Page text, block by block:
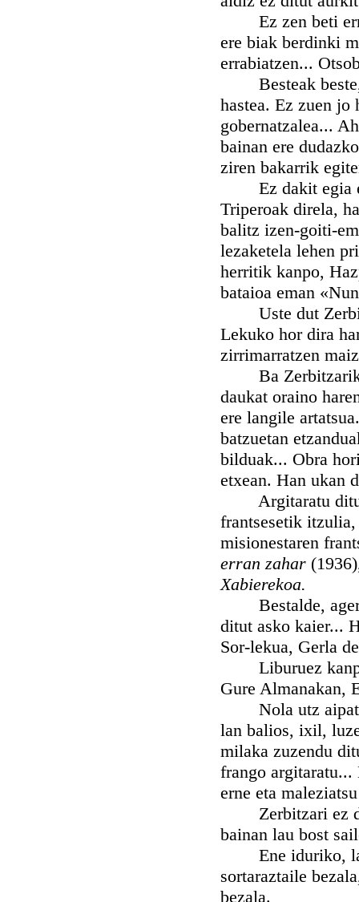
Ez zen beti
ere biak berdinki
errabiatzen...
Besteak beste,
hastea. Ez zuen jo
gobernatzalea...
bainan ere
ziren bakarrik
Ez dakit egia
Triperoak direla,
balitz izen-goiti-
lezaketela lehen
herritik kanpo,
bataioa eman
Uste dut
Lekuko hor dira
zirrimarratzen
Ba Zerbitzarik
daukat oraino
ere langile
batzuetan
bilduak... Obra
etxean. Han ukan
Argitaratu
frantsesetik
misionestaren
erran zahar
Xabierekoa.
Bestalde,
ditut asko kaier...
Sor-lekua, Gerla
Liburuez
Gure Almanakan,
Nola utz aipatu
lan balios, ixil,
milaka zuzendu
frango
erne eta
Zerbitzari ez da
bainan lau bost
Ene iduriko, lan
sortaraztaile
bezala.